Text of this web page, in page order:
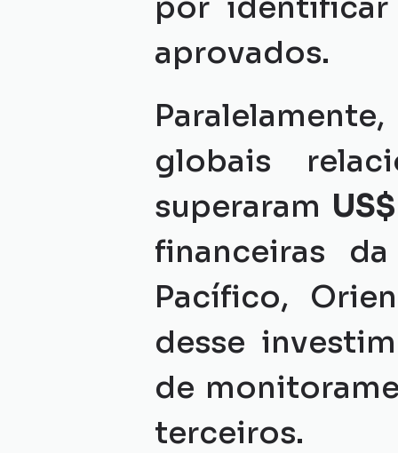
aprovados.
globais
superaram
financeiras
Pacífico,
desse
de
terceiros.